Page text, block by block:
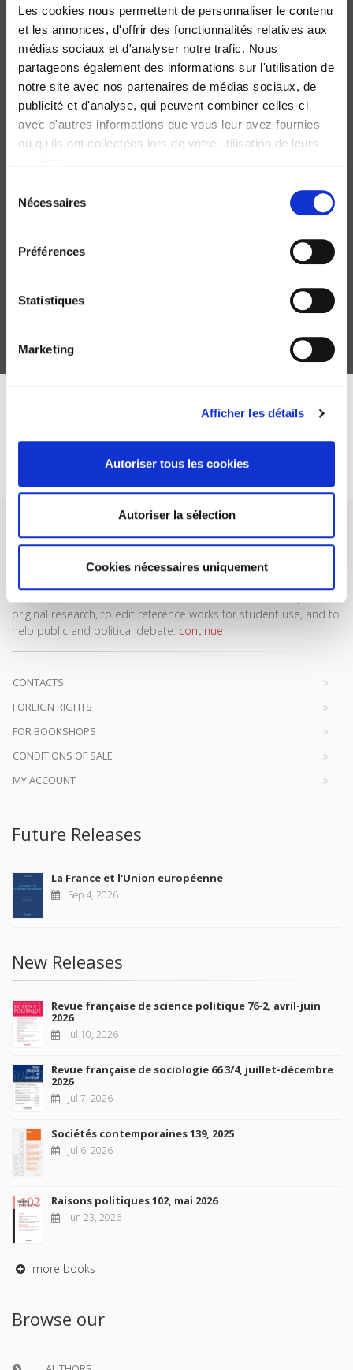
Les cookies nous permettent de personnaliser le contenu
et les annonces, d'offrir des fonctionnalités relatives aux
médias sociaux et d'analyser notre trafic. Nous
partageons également des informations sur l'utilisation de
notre site avec nos partenaires de médias sociaux, de
publicité et d'analyse, qui peuvent combiner celles-ci
avec d'autres informations que vous leur avez fournies
ou qu'ils ont collectées lors de votre utilisation de leurs
Nécessaires
Préférences
Statistiques
Marketing
Afficher les détails
Autoriser tous les cookies
Autoriser la sélection
Cookies nécessaires uniquement
Inheritance, Equality and the Family
DISCOVER OUR JOURNALS
Subscribe today
original research, to edit reference works for student use, and to
help public and political debate. continue
CONTACTS
FOREIGN RIGHTS
FOR BOOKSHOPS
CONDITIONS OF SALE
MY ACCOUNT
Future Releases
La France et l'Union européenne
Sep 4, 2026
New Releases
Revue française de science politique 76-2, avril-juin
2026
Jul 10, 2026
Revue française de sociologie 66 3/4, juillet-décembre
2026
Jul 7, 2026
Sociétés contemporaines 139, 2025
Jul 6, 2026
Raisons politiques 102, mai 2026
Jun 23, 2026
more books
Browse our